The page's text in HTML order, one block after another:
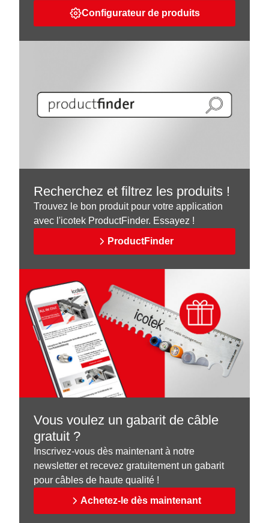
Configurateur de produits
Recherchez et filtrez les produits !
Trouvez le bon produit pour votre application
avec l'icotek ProductFinder. Essayez !
ProductFinder
Vous voulez un gabarit de câble
gratuit ?
Inscrivez-vous dès maintenant à notre
newsletter et recevez gratuitement un gabarit
pour câbles de haute qualité !
Achetez-le dès maintenant